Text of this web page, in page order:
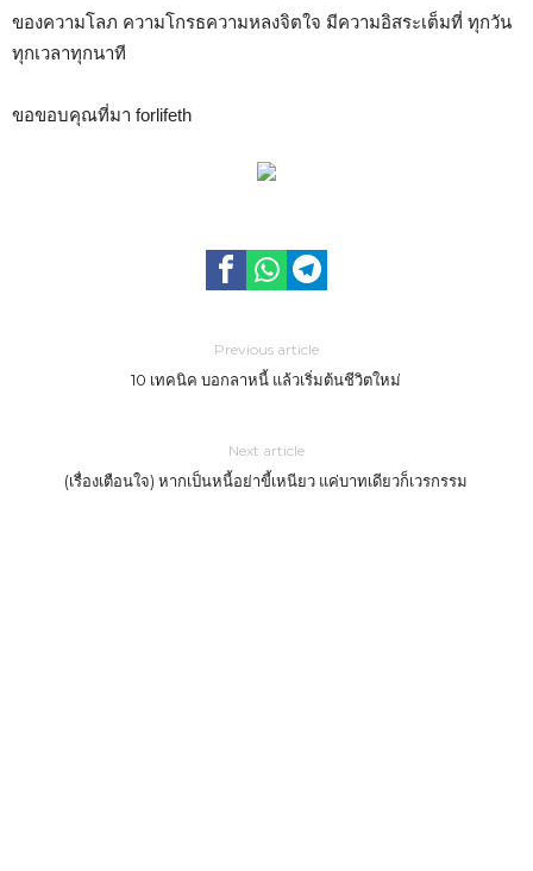
ของความโลภ ความโกรธความหลงจิตใจ มีความอิสระเต็มที่ ทุกวัน
ทุกเวลาทุกนาที
ขอขอบคุณที่มา forlifeth
Previous article
10 เทคนิค บอกลาหนี้ แล้วเริ่มต้นชีวิตใหม่
Next article
(เรื่องเตือนใจ) หากเป็นหนี้อย่าขี้เหนียว แค่บาทเดียวก็เวรกรรม